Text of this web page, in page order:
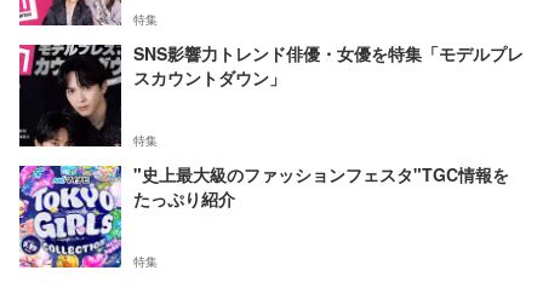
特集
SNS影響力トレンド俳優・女優を特集「モデルプレ
スカウントダウン」
特集
"史上最大級のファッションフェスタ"TGC情報を
たっぷり紹介
特集